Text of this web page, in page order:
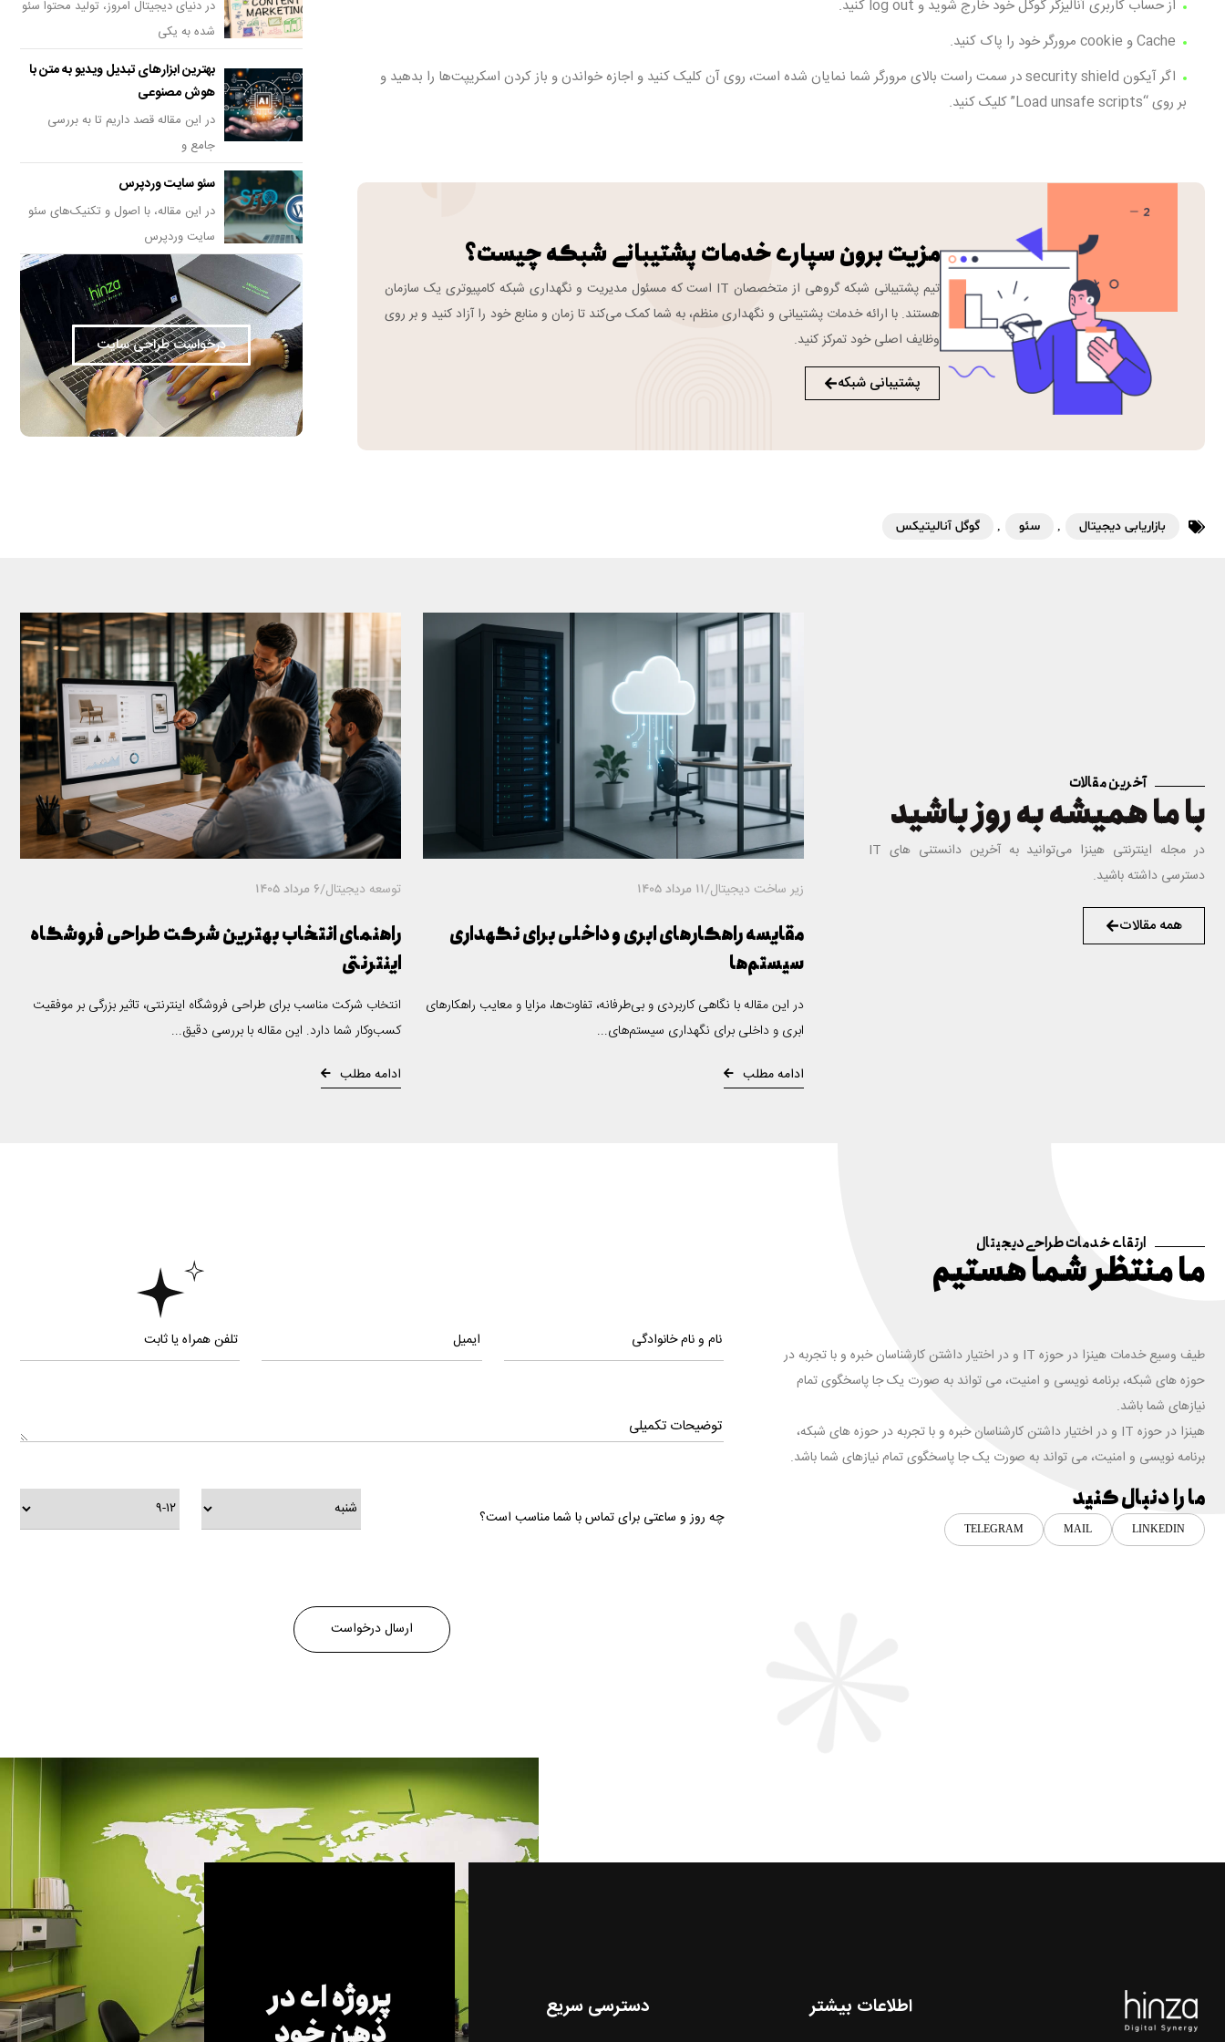
از حساب کاربری آنالیزگر گوگل خود خارج شوید و log out کنید.
Cache و cookie مرورگر خود را پاک کنید.
اگر آیکون security shield در سمت راست بالای مرورگر شما نمایان شده است، روی آن کلیک کنید و اجازه خواندن و باز‌ کردن اسکریپت‌ها را بدهید و
بر روی “Load unsafe scripts” کلیک کنید.
مزیت برون سپاری خدمات پشتیبانی شبکه چیست؟
تیم پشتیبانی شبکه گروهی از متخصصان IT است که مسئول مدیریت و نگهداری شبکه کامپیوتری یک سازمان
هستند. با ارائه خدمات پشتیبانی و نگهداری منظم، به شما کمک می‌کند تا زمان و منابع خود را آزاد کنید و بر روی
وظایف اصلی خود تمرکز کنید.
پشتیبانی شبکه
بازاریابی دیجیتال , سئو , گوگل آنالیتیکس
در دنیای دیجیتال امروز، تولید محتوا سئو
شده به یکی
بهترین ابزارهای تبدیل ویدیو به متن با
هوش مصنوعی
در این مقاله قصد داریم تا به بررسی
جامع و
سئو سایت وردپرس
در این مقاله، با اصول و تکنیک‌های سئو
سایت وردپرس
درخواست طراحی سایت
آخرین مقالات
با ما همیشه به روز باشید
در مجله اینترنتی هینزا می‌توانید به آخرین دانستنی های IT
دسترسی داشته باشید.
همه مقالات
زیر ساخت دیجیتال/11 مرداد 1405
مقایسه راهکارهای ابری و داخلی برای نگهداری
سیستم‌ها
در این مقاله با نگاهی کاربردی و بی‌طرفانه، تفاوت‌ها، مزایا و معایب راهکارهای
ابری و داخلی برای نگهداری سیستم‌های...
ادامه مطلب
توسعه دیجیتال/6 مرداد 1405
راهنمای انتخاب بهترین شرکت طراحی فروشگاه
اینترنتی
انتخاب شرکت مناسب برای طراحی فروشگاه اینترنتی، تاثیر بزرگی بر موفقیت
کسب‌وکار شما دارد. این مقاله با بررسی دقیق...
ادامه مطلب
ارتقای خدمات طراحی دیجیتال
ما منتظر شما هستیم
طیف وسیع خدمات هینزا در حوزه IT و در اختیار داشتن کارشناسان خبره و با تجربه در
حوزه های شبکه، برنامه نویسی و امنیت، می تواند به صورت یک جا پاسخگوی تمام
نیازهای شما باشد.
هینزا در حوزه IT و در اختیار داشتن کارشناسان خبره و با تجربه در حوزه های شبکه،
برنامه نویسی و امنیت، می تواند به صورت یک جا پاسخگوی تمام نیازهای شما باشد.
ما را دنبال کنید
LINKEDIN
MAIL
TELEGRAM
چه روز و ساعتی برای تماس با شما مناسب است؟
اطلاعات بیشتر دسترسی سریع
پروژه ای در